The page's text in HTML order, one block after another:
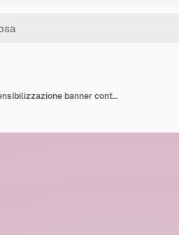
Mano che regge vite nere materia campagna di sensibilizzazione banner contro la discriminazione razziale del colore della pelle scura